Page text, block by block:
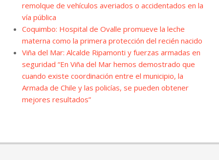
remolque de vehículos averiados o accidentados en la
vía pública
Coquimbo: Hospital de Ovalle promueve la leche
materna como la primera protección del recién nacido
Viña del Mar: Alcalde Ripamonti y fuerzas armadas en
seguridad “En Viña del Mar hemos demostrado que
cuando existe coordinación entre el municipio, la
Armada de Chile y las policías, se pueden obtener
mejores resultados”